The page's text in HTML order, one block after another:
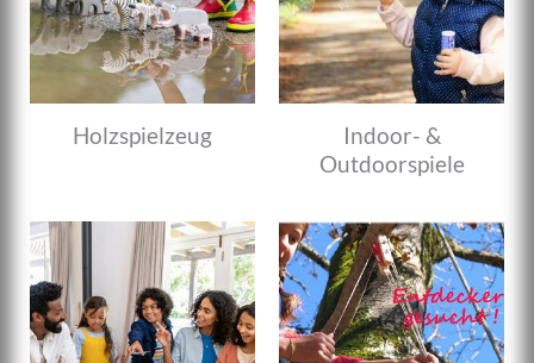
Holzspielzeug
Indoor- &
Outdoorspiele